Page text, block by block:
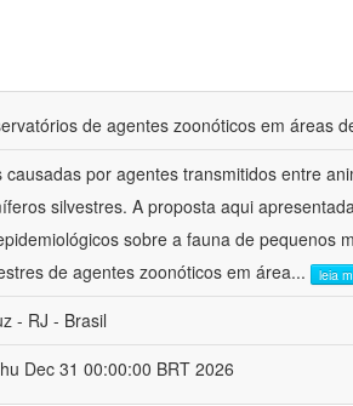
de agentes zoonóticos em áreas
por agentes transmitidos entre
silvestres. A proposta aqui
sobre a fauna de pequenos
de agentes zoonóticos em área... leia
- RJ - Brasil
Dec 31 00:00:00 BRT 2026